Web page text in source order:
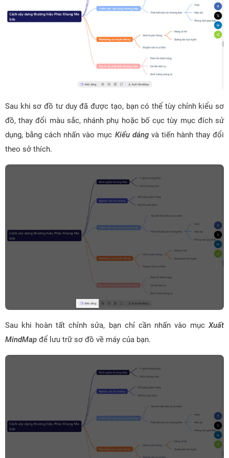
Sau khi sơ đồ tư duy đã được tạo, bạn có thể tùy chỉnh kiểu sơ
đồ, thay đổi màu sắc, nhánh phụ hoặc bố cục tùy mục đích sử
dụng, bằng cách nhấn vào mục Kiểu dángvà tiến hành thay đổi
theo sở thích.
Sau khi hoàn tất chỉnh sửa, bạn chỉ cần nhấn vào mụcXuất
MindMap để lưu trữ sơ đồ về máy của bạn.